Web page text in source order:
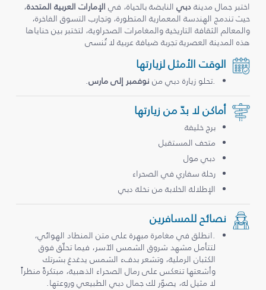
اختبر جمال مدينةدبيالنابضة بالحياة، في الإمارات العربية المتحدة،
حيث تندمج الهندسة المعمارية المتطورة، وتجارب التسوق الفاخرة،
والمعالم الثقافة التاريخية والمغامرات الصحراوية، لتختبر بين حناياها
هذه المدينة العصرية تجربة ضيافة عربية لا تُنسى
الوقت الأمثل لزيارتها
.تحلو زيارة دبي من نوفمبر إلى مارس.
أماكن لا بدّ من زيارتها
برج خليفة
متحف المستقبل
دبي مول
رحلة سفاري في الصحراء
الإطلالة الخلابة من نخلة دبي
نصائح للمسافرين
.انطلق في مغامرة مبهرة على متن المنطاد الهوائي،
لتتأمل مشهد شروق الشمس الآسر، فيما تحلّق فوق
الكثبان الرملية، وتشعر بدفء الشمس يدغدغ بشرتك
وأشعتها تنعكس على رمال الصحراء الذهبية، مبتكرةً منظراً
لا مثيل له، يصوّر لك جمال دبي الطبيعي وروعتها.